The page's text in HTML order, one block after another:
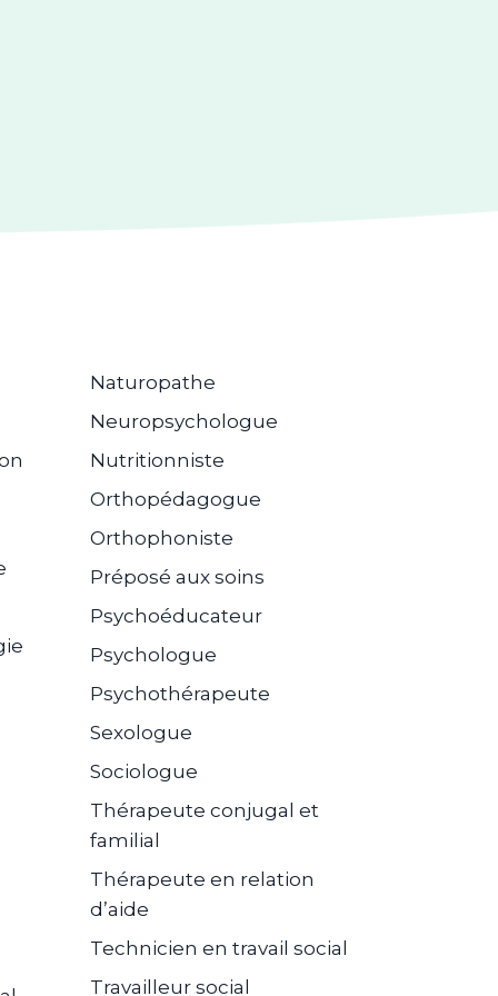
Naturopathe
Neuropsychologue
Nutritionniste
Orthopédagogue
Orthophoniste
Préposé aux soins
Psychoéducateur
Psychologue
Psychothérapeute
Sexologue
Sociologue
Thérapeute conjugal et
familial
Thérapeute en relation
d’aide
Technicien en travail social
Travailleur social